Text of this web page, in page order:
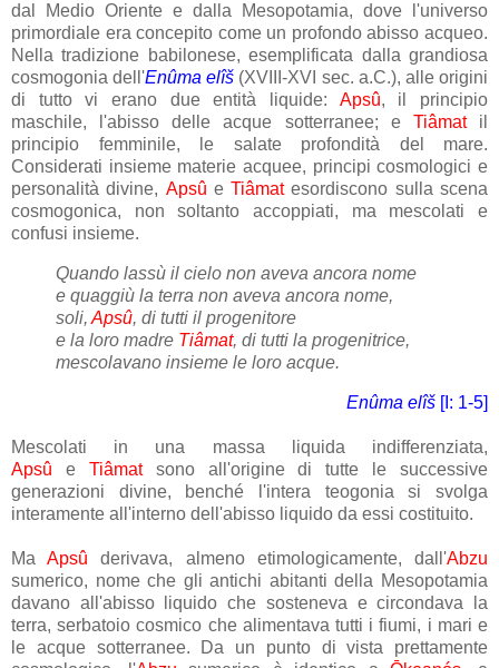
dal Medio Oriente e dalla Mesopotamia, dove l'universo
primordiale era concepito come un profondo abisso acqueo.
Nella tradizione babilonese, esemplificata dalla grandiosa
cosmogonia dell'Enûma elîš (XVIII-XVI sec. a.C.), alle origini
di tutto vi erano due entità liquide: Apsû, il principio
maschile, l'abisso delle acque sotterranee; e Tiâmatil
principio femminile, le salate profondità del mare.
Considerati insieme materie acquee, principi cosmologici e
personalità divine, Apsû eTiâmatesordiscono sulla scena
cosmogonica, non soltanto accoppiati, ma mescolati e
confusi insieme.
Quando lassù il cielo non aveva ancora nome
e quaggiù la terra non aveva ancora nome,
soli, Apsû, di tutti il progenitore
e la loro madre Tiâmat, di tutti la progenitrice,
mescolavano insieme le loro acque.
Enûma elîš [I: 1-5]
Mescolati in una massa liquida indifferenziata,
Apsû
e Tiâmat
sono all'origine di tutte le successive
generazioni divine, benché l'intera teogonia si svolga
interamente all'interno dell'abisso liquido da essi costituito.
MaApsû derivava, almeno etimologicamente, dall'Abzu
sumerico, nome che gli antichi abitanti della Mesopotamia
davano all'abisso liquido che sosteneva e circondava la
terra, serbatoio cosmico che alimentava tutti i fiumi, i mari e
le acque sotterranee. Da un punto di vista prettamente